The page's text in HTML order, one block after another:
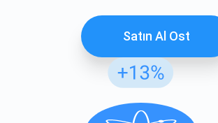
Satın Al Ost